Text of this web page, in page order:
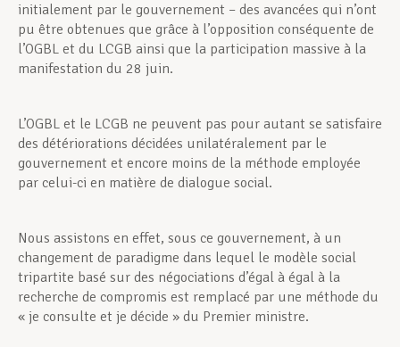
initialement par le gouvernement – des avancées qui n’ont
pu être obtenues que grâce à l’opposition conséquente de
l’OGBL et du LCGB ainsi que la participation massive à la
manifestation du 28 juin.
L’OGBL et le LCGB ne peuvent pas pour autant se satisfaire
des détériorations décidées unilatéralement par le
gouvernement et encore moins de la méthode employée
par celui-ci en matière de dialogue social.
Nous assistons en effet, sous ce gouvernement, à un
changement de paradigme dans lequel le modèle social
tripartite basé sur des négociations d’égal à égal à la
recherche de compromis est remplacé par une méthode du
« je consulte et je décide » du Premier ministre.